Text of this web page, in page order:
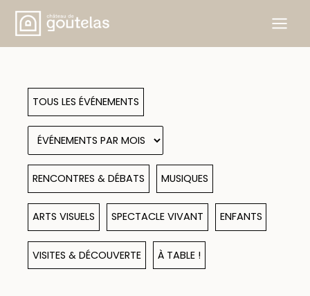
Aller
contenu
TOUS LES ÉVÉNEMENTS
RENCONTRES & DÉBATS MUSIQUES
ARTS VISUELS SPECTACLE VIVANT ENFANTS
VISITES & DÉCOUVERTE À TABLE !